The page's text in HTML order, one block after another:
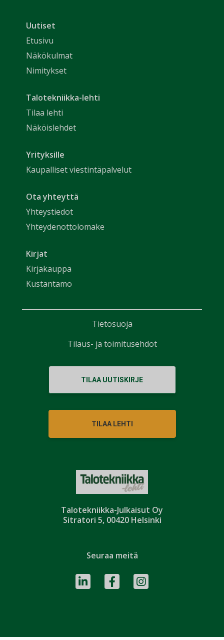
Talotekniikka-Julkaisut Oy
Sitratori 5, 00420 Helsinki
Uutiset
Etusivu
Näkökulmat
Nimitykset
Talotekniikka-lehti
Tilaa lehti
Näköislehdet
Yrityksille
Kaupalliset viestintäpalvelut
Ota yhteyttä
Yhteystiedot
Yhteydenottolomake
Kirjat
Kirjakauppa
Kustantamo
TILAA UUTISKIRJE
TILAA LEHTI
Seuraa meitä
Tietosuoja
Tilaus- ja toimitusehdot